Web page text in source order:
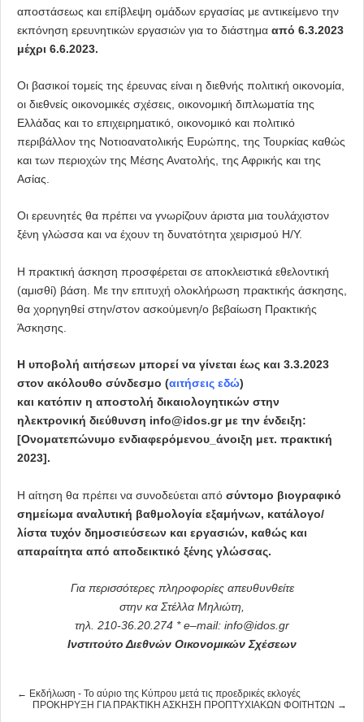
αποστάσεως και επίβλεψη ομάδων εργασίας με αντικείμενο την
εκπόνηση ερευνητικών εργασιών για το διάστημα από 6.3.2023
μέχρι 6.6.2023.
Οι βασικοί τομείς της έρευνας είναι η διεθνής πολιτική οικονομία,
οι διεθνείς οικονομικές σχέσεις, οικονομική διπλωματία της
Ελλάδας και το επιχειρηματικό, οικονομικό και πολιτικό
περιβάλλον της Νοτιοανατολικής Ευρώπης, της Τουρκίας καθώς
και των περιοχών της Μέσης Ανατολής, της Αφρικής και της
Ασίας.
Οι ερευνητές θα πρέπει να γνωρίζουν άριστα μια τουλάχιστον
ξένη γλώσσα και να έχουν τη δυνατότητα χειρισμού Η/Υ.
H πρακτική άσκηση προσφέρεται σε αποκλειστικά εθελοντική
(αμισθί) βάση. Με την επιτυχή ολοκλήρωση πρακτικής άσκησης,
θα χορηγηθεί στην/στον ασκούμενη/ο βεβαίωση Πρακτικής
Άσκησης.
Η υποβολή αιτήσεων μπορεί να γίνεται έως και 3.3.2023
στον ακόλουθο σύνδεσμο (αιτήσεις εδώ)
και κατόπιν η αποστολή δικαιολογητικών στην
ηλεκτρονική διεύθυνση info@idos.grμε την ένδειξη:
[Ονοματεπώνυμο ενδιαφερόμενου_άνοιξη μετ. πρακτική
2023].
Η αίτηση θα πρέπει να συνοδεύεται από σύντομο βιογραφικό
σημείωμα αναλυτική βαθμολογία εξαμήνων, κατάλογο/
λίστα τυχόν δημοσιεύσεων και εργασιών, καθώς και
απαραίτητα από αποδεικτικό ξένης γλώσσας.
Για περισσότερες πληροφορίες απευθυνθείτε
στην κα Στέλλα Μηλιώτη,
τηλ. 210-36.20.274 *e–mail: info@idos gr
Ινστιτούτο Διεθνών Οικονομικών Σχέσεων
← Εκδήλωση - Το αύριο της Κύπρου μετά τις προεδρικές εκλογές
ΠΡΟΚΗΡΥΞΗ ΓΙΑ ΠΡΑΚΤΙΚΗ ΑΣΚΗΣΗ ΠΡΟΠΤΥΧΙΑΚΩΝ ΦΟΙΤΗΤΩΝ →